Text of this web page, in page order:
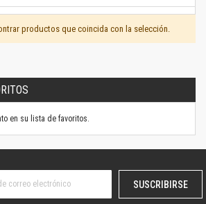
productos que coincida con la selección.
en su lista de favoritos.
SUSCRIBIRSE